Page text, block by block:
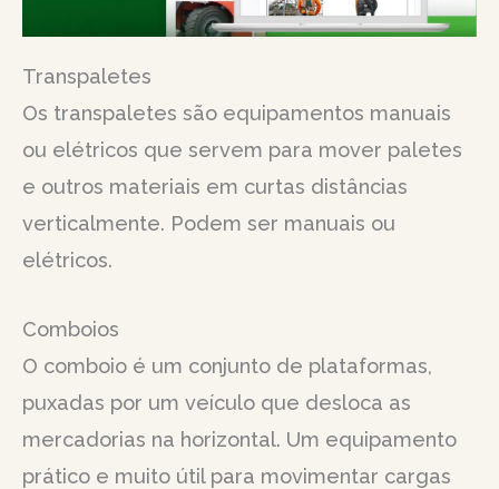
Transpaletes
Os transpaletes são equipamentos manuais
ou elétricos que servem para mover paletes
e outros materiais em curtas distâncias
verticalmente. Podem ser manuais ou
elétricos.
Comboios
O comboio é um conjunto de plataformas,
puxadas por um veículo que desloca as
mercadorias na horizontal. Um equipamento
prático e muito útil para movimentar cargas